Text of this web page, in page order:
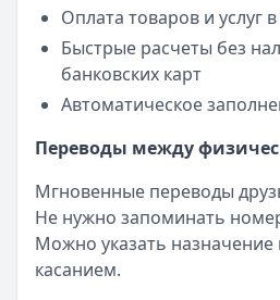
Оплата товаров и услуг
Быстрые расчеты без
банковских карт
Автоматическое
Переводы между
Мгновенные переводы
Не нужно запоминать
Можно указать
касанием.